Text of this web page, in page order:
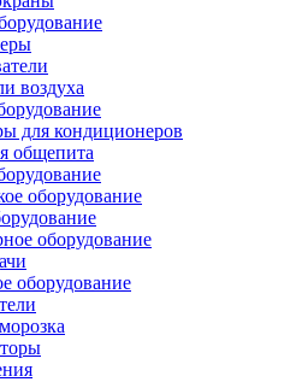
воздуха
для кондиционеров
общепита
оборудование
оборудование
оборудование